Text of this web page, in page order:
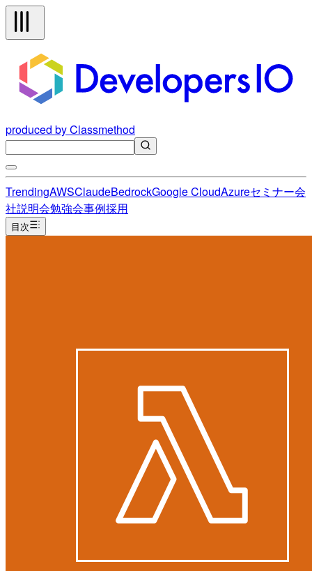
produced by Classmethod
TrendingAWSClaudeBedrockGoogle CloudAzureセミナー会
社説明会勉強会事例採用
目次